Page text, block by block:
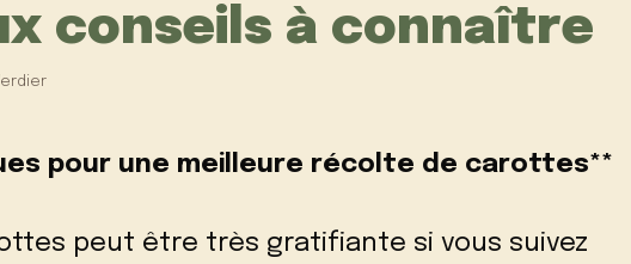
conseils à connaître
pour une meilleure récolte de carottes**
peut être très gratifiante si vous suivez